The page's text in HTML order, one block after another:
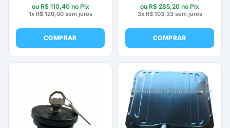
ou R$110,40no Pix
1x R$120,00sem juros
COMPRAR
ou R$ 285,20 no Pix
3x R$103,33sem juros
COMPRAR